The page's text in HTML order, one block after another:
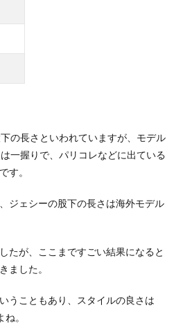
の長さといわれていますが、モデル
一握りで、パリコレなどに出ている
す。
ジェシーの股下の長さは海外モデル
たが、ここまですごい結果になると
ました。
うこともあり、スタイルの良さは
。